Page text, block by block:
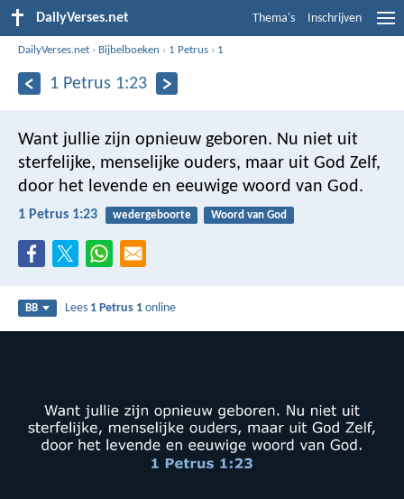
DailyVerses.net Thema's Inschrijven
DailyVerses.net › Bijbelboeken › 1 Petrus › 1
1 Petrus 1:23
Want jullie zijn opnieuw geboren. Nu niet uit
sterfelijke, menselijke ouders, maar uit God Zelf,
door het levende en eeuwige woord van God.
1 Petrus 1:23 wedergeboorte Woord van God
BB Lees 1 Petrus 1 online